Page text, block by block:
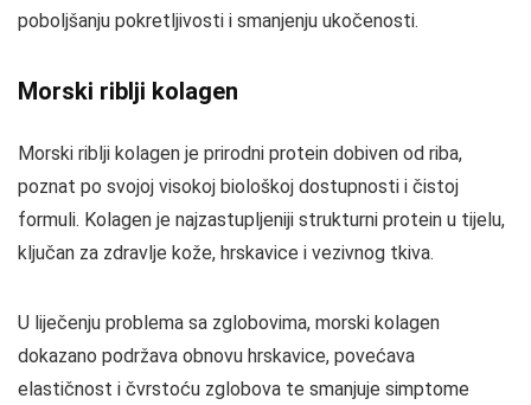
poboljšanju pokretljivosti i smanjenju ukočenosti.
Morski riblji kolagen
Morski riblji kolagen je prirodni protein dobiven od riba,
poznat po svojoj visokoj biološkoj dostupnosti i čistoj
formuli. Kolagen je najzastupljeniji strukturni protein u tijelu,
ključan za zdravlje kože, hrskavice i vezivnog tkiva.
U liječenju problema sa zglobovima, morski kolagen
dokazano podržava obnovu hrskavice, povećava
elastičnost i čvrstoću zglobova te smanjuje simptome